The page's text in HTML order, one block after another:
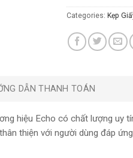
Categories: Kẹp
DẪN THANH TOÁN
hiệu Echo có chất lượng uy
thiện với người dùng đáp